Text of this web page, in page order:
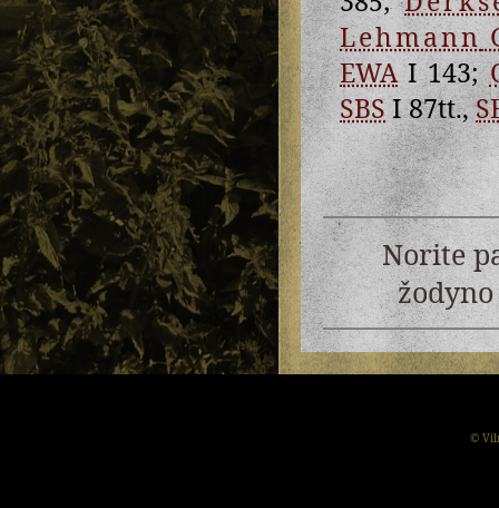
Lehmann
EWAI 143;
SBSI 87tt.,
Norite
©